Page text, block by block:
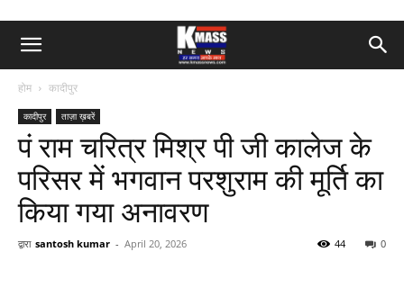
होम कादीपुर
कादीपुर ताज़ा ख़बरें
पं राम चरित्र मिश्र पी जी कालेज के
परिसर में भगवान परशुराम की मूर्ति का
किया गया अनावरण
द्वारा santosh kumar - April 20, 2026 0
44